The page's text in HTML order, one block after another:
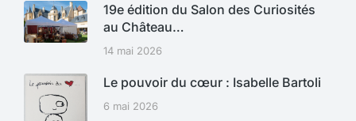
19e édition du Salon des Curiosités
au Château…
14 mai 2026
Le pouvoir du cœur : Isabelle Bartoli
6 mai 2026